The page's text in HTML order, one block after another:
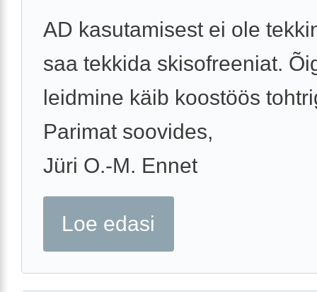
AD kasutamisest ei ole
saa tekkida skisofreeniat.
leidmine käib koostöös
Parimat soovides,
Jüri O.-M. Ennet
Loe edasi